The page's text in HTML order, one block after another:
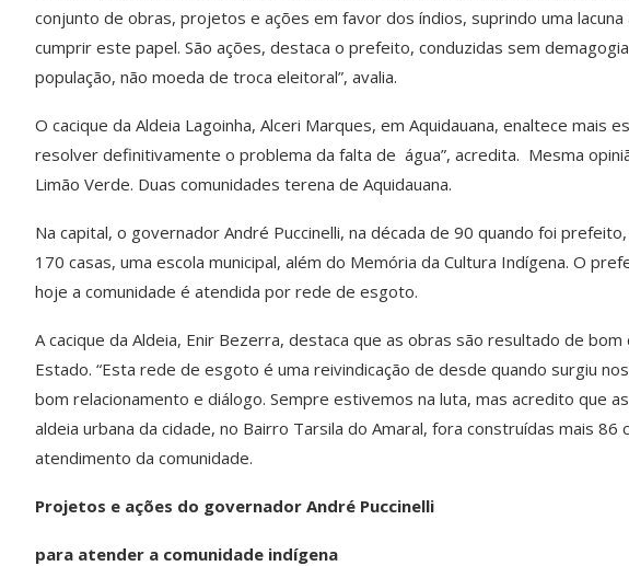
conjunto de obras, projetos e ações em favor dos índios, suprindo uma
cumprir este papel. São ações, destaca o prefeito, conduzidas sem
população, não moeda de troca eleitoral”, avalia.
O cacique da Aldeia Lagoinha, Alceri Marques, em Aquidauana, enaltece mais
resolver definitivamente o problema da falta de água”, acredita. Mesma
Limão Verde. Duas comunidades terena de Aquidauana.
Na capital, o governador André Puccinelli, na década de 90 quando foi
170 casas, uma escola municipal, além do Memória da Cultura Indígena. O
hoje a comunidade é atendida por rede de esgoto.
A cacique da Aldeia, Enir Bezerra, destaca que as obras são resultado de
Estado. “Esta rede de esgoto é uma reivindicação de desde quando surgiu
bom relacionamento e diálogo. Sempre estivemos na luta, mas acredito que
aldeia urbana da cidade, no Bairro Tarsila do Amaral, fora construídas mais 86
atendimento da comunidade.
Projetos e ações do governador André Puccinelli
para atender a comunidade indígena